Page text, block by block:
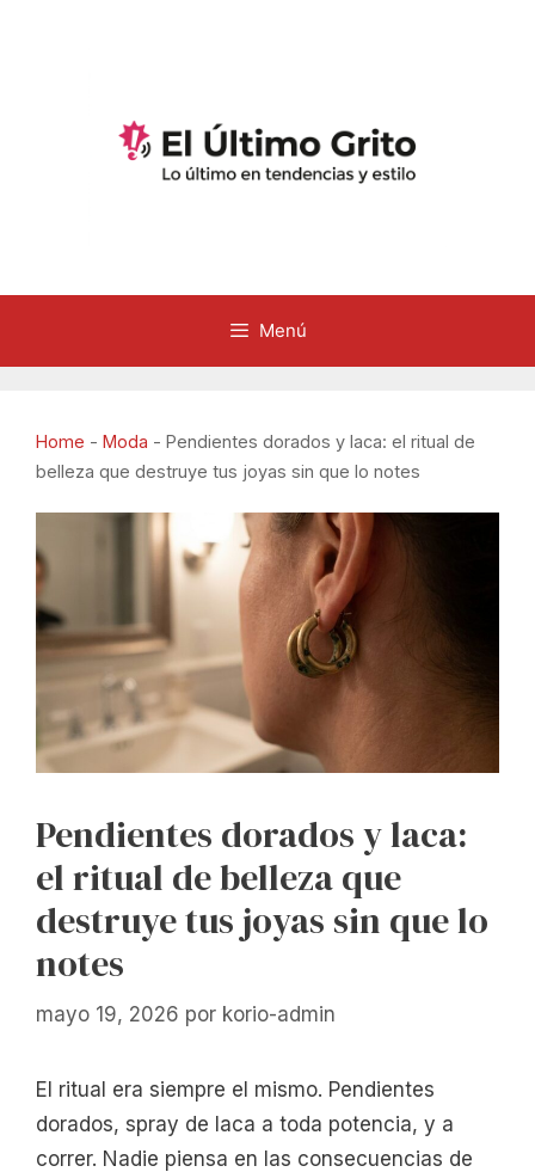
Menú
Home - Moda - Pendientes dorados y laca: el ritual de
belleza que destruye tus joyas sin que lo notes
Pendientes dorados y laca:
el ritual de belleza que
destruye tus joyas sin que lo
notes
mayo 19, 2026 por korio-admin
El ritual era siempre el mismo. Pendientes
dorados, spray de laca a toda potencia, y a
correr. Nadie piensa en las consecuencias de